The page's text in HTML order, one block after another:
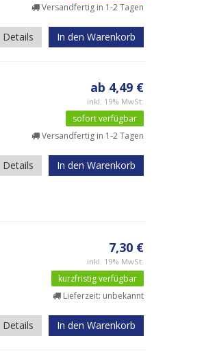
Versandfertig in 1-2 Tagen
Details In den Warenkorb
ab 4,49 €
inkl. 19% MwSt.
sofort verfügbar
Versandfertig in 1-2 Tagen
Details In den Warenkorb
7,30 €
inkl. 19% MwSt.
kurzfristig verfügbar
Lieferzeit: unbekannt
Details In den Warenkorb